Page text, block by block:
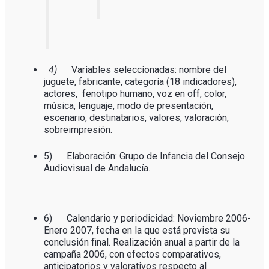
4)
Variables seleccionadas: nombre del
juguete, fabricante, categoría (18 indicadores),
actores, fenotipo humano, voz en off, color,
música, lenguaje, modo de presentación,
escenario, destinatarios, valores, valoración,
sobreimpresión.
5) Elaboración: Grupo de Infancia del Consejo
Audiovisual de Andalucía.
6) Calendario y periodicidad: Noviembre 2006-
Enero 2007, fecha en la que está prevista su
conclusión final. Realización anual a partir de la
campaña 2006, con efectos comparativos,
anticipatorios y valorativos respecto al